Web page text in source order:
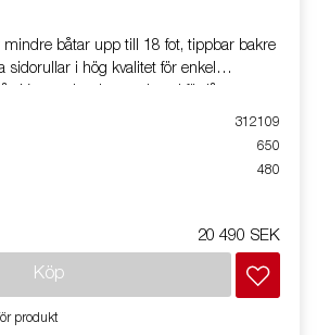
mindre båtar upp till 18 fot, tippbar bakre
sidorullar i hög kvalitet för enkel
Varmgalvaniserat chassi för lång
skyddad i båttrailerns chassi. Vattentäta
Justerbart vinschtorn. Enkel
quick-release-fästen för smidig av- och
på bilden kan vara extrautrustad.
312109
650
480
20 490 SEK
Köp
produkt